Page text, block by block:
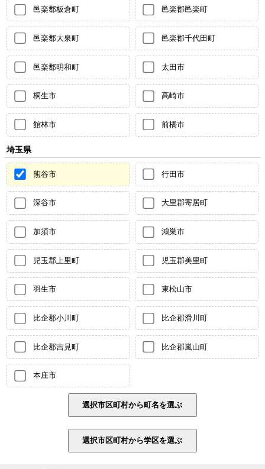
邑楽郡板倉町 邑楽郡邑楽町
邑楽郡大泉町 邑楽郡千代田町
邑楽郡明和町 太田市
桐生市 高崎市
館林市 前橋市
埼玉県
熊谷市 行田市
深谷市 大里郡寄居町
加須市 鴻巣市
児玉郡上里町 児玉郡美里町
羽生市 東松山市
比企郡小川町 比企郡滑川町
比企郡吉見町 比企郡嵐山町
本庄市